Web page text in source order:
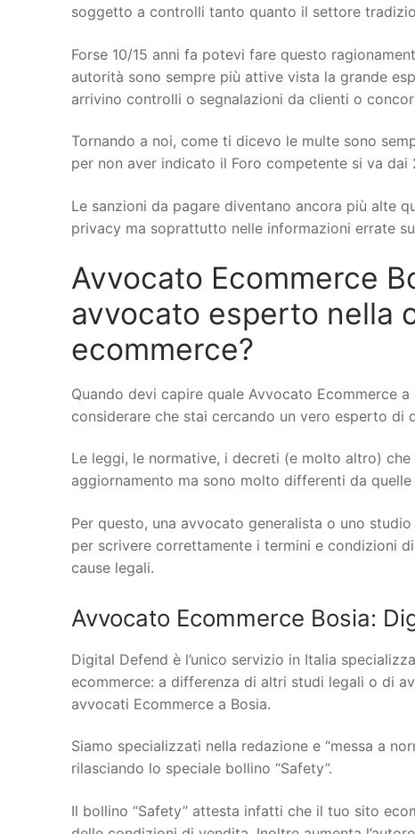
soggetto a controlli tanto quanto il settore
Forse 10/15 anni fa potevi fare questo
autorità sono sempre più attive vista la grande
arrivino controlli o segnalazioni da clienti o
Tornando a noi, come ti dicevo le multe sono
per non aver indicato il Foro competente si va
Le sanzioni da pagare diventano ancora più alte
privacy ma soprattutto nelle informazioni errate
Avvocato Ecommerce
avvocato esperto nella
ecommerce?
Quando devi capire quale Avvocato Ecommerce
considerare che stai cercando un vero esperto
Le leggi, le normative, i decreti (e molto altro)
aggiornamento ma sono molto differenti da
Per questo, una avvocato generalista o uno
per scrivere correttamente i termini e condizioni
cause legali.
Avvocato Ecommerce Bosia:
Digital Defend è l’unico servizio in Italia
ecommerce: a differenza di altri studi legali o di
avvocati Ecommerce a Bosia.
Siamo specializzati nella redazione e “messa a
rilasciando lo speciale bollino “Safety”.
Il bollino “Safety” attesta infatti che il tuo sito